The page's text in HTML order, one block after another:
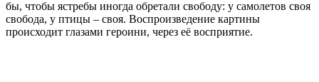
бы, чтобы ястребы иногда обретали свободу: у самолетов своя
свобода, у птицы – своя. Воспроизведение картины
происходит глазами героини, через её восприятие.